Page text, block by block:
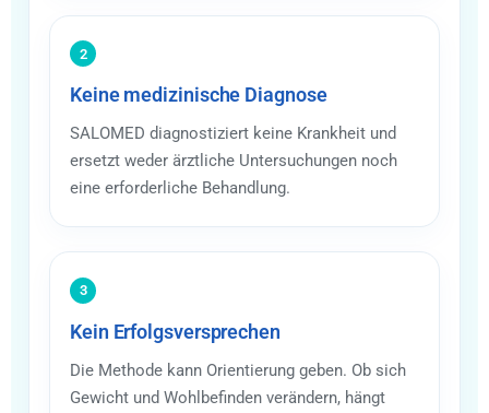
2
Keine medizinische Diagnose
SALOMED diagnostiziert keine Krankheit und
ersetzt weder ärztliche Untersuchungen noch
eine erforderliche Behandlung.
3
Kein Erfolgsversprechen
Die Methode kann Orientierung geben. Ob sich
Gewicht und Wohlbefinden verändern, hängt